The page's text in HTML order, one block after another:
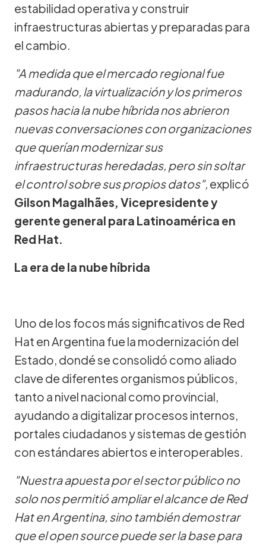
estabilidad operativa y construir
infraestructuras abiertas y preparadas para
el cambio.
"A medida que el mercado regional fue
madurando, la virtualización y los primeros
pasos hacia la nube híbrida nos abrieron
nuevas conversaciones con organizaciones
que querían modernizar sus
infraestructuras heredadas, pero sin soltar
el control sobre sus propios datos", explicó
Gilson Magalhães, Vicepresidente y
gerente general para Latinoamérica en
Red Hat.
La era de la nube híbrida
Uno de los focos más significativos de Red
Hat en Argentina fue la modernización del
Estado, dondé se consolidó como aliado
clave de diferentes organismos públicos,
tanto a nivel nacional como provincial,
ayudando a digitalizar procesos internos,
portales ciudadanos y sistemas de gestión
con estándares abiertos e interoperables.
"Nuestra apuesta por el sector público no
solo nos permitió ampliar el alcance de Red
Hat en Argentina, sino también demostrar
que el open source puede ser la base para